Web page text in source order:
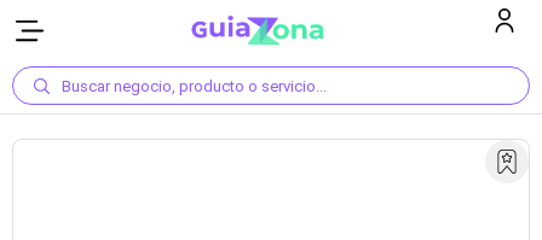
Buscar negocio, producto o servicio...